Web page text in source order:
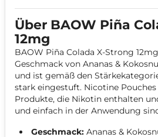
Über BAOW Piña
12mg
BAOW Piña Colada X-Strong
Geschmack von Ananas &
und ist gemäß den
stark eingestuft. Nicotine
Produkte, die Nikotin enthalten
und einfach in der Anwendung
Geschmack: Ananas &